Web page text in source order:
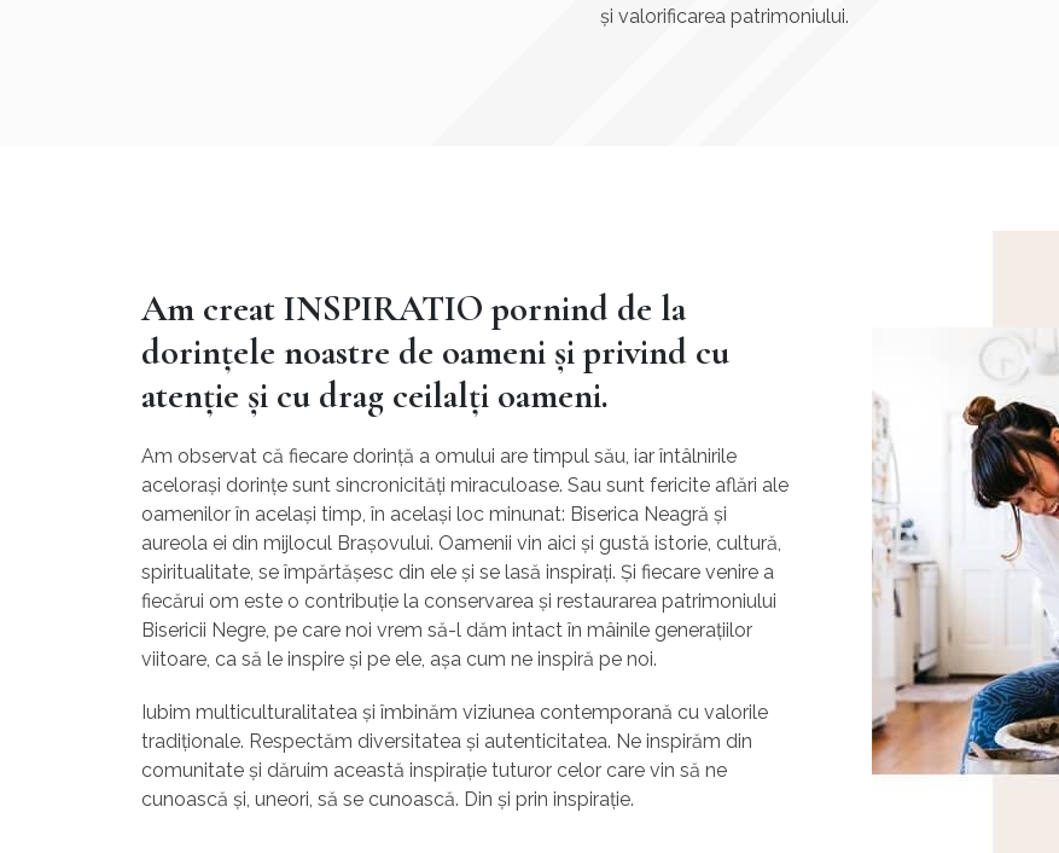
și valorificarea patrimoniului.
Am creat INSPIRATIO pornind de la
dorințele noastre de oameni și privind cu
atenție și cu drag ceilalți oameni.
Am observat că fiecare dorință a omului are timpul său, iar întâlnirile
acelorași dorințe sunt sincronicități miraculoase. Sau sunt fericite aflări ale
oamenilor în același timp, în același loc minunat: Biserica Neagră și
aureola ei din mijlocul Brașovului. Oamenii vin aici și gustă istorie, cultură,
spiritualitate, se împărtășesc din ele și se lasă inspirați. Și fiecare venire a
fiecărui om este o contribuție la conservarea și restaurarea patrimoniului
Bisericii Negre, pe care noi vrem să-l dăm intact în mâinile generațiilor
viitoare, ca să le inspire și pe ele, așa cum ne inspiră pe noi.
Iubim multiculturalitatea și îmbinăm viziunea contemporană cu valorile
tradiționale. Respectăm diversitatea și autenticitatea. Ne inspirăm din
comunitate și dăruim această inspirație tuturor celor care vin să ne
cunoască și, uneori, să se cunoască. Din și prin inspirație.